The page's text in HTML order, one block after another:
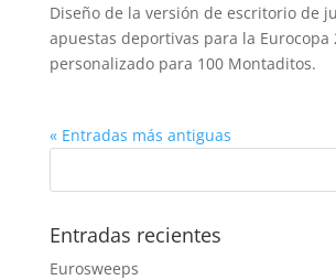
Diseño de la versión de escritorio de
apuestas deportivas para la Eurocopa
personalizado para 100 Montaditos.
« Entradas más antiguas
Entradas recientes
Eurosweeps